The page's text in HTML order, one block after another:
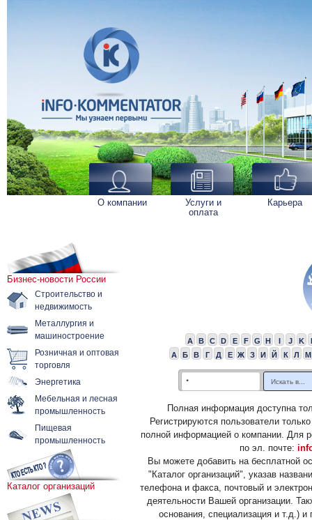
О компании
Услуги и
оплата
Карьера
Бизнес-новости России
Строительство и
недвижимость
Металлургия и
машиностроение
Розничная и оптовая
торговля
Энергетика
Мебельная и лесная
промышленность
Пищевая
промышленность
Каталог организаций
A B C D E F G H I J K
А
Б В Г Д Е Ж З И Й К Л М
Полная информация доступна
Регистрируются пользователи
полной информацией о компании. Для
по эл. почте:
Вы можете добавить на бесплатной
"Каталог организаций", указав
телефона и факса, почтовый и
деятельности Вашей организации.
основания, специализация и т.д.)